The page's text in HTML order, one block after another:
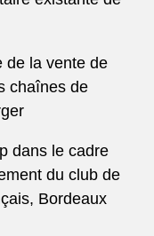
de la vente de
chaînes de
dans le cadre
du club de
Bordeaux